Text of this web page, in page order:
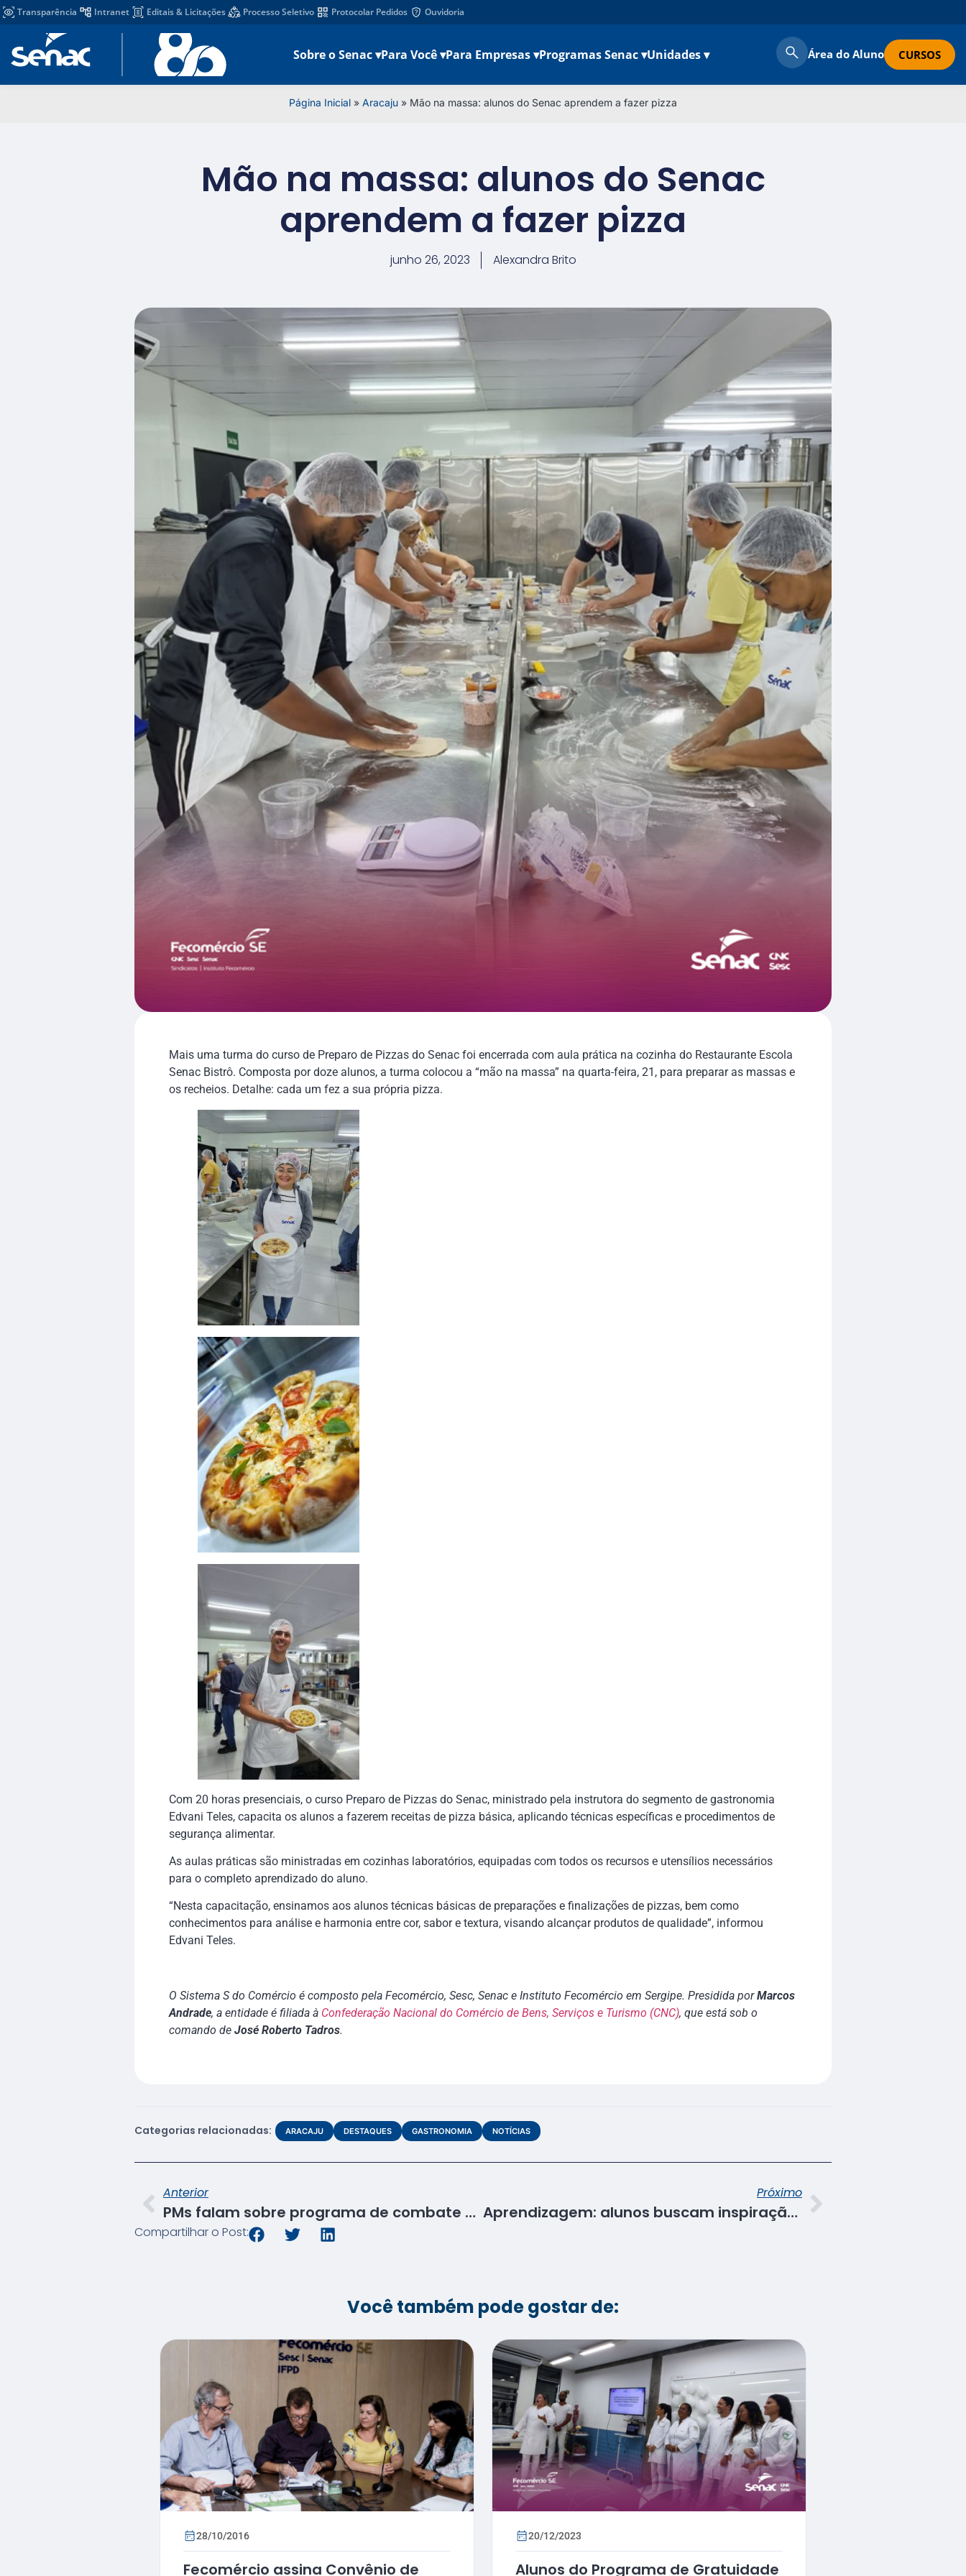
Transparência Intranet Editais & Licitações Processo Seletivo Protocolar Pedidos Ouvidoria
Sobre o Senac ▾Para Você ▾Para Empresas ▾Programas Senac ▾Unidades ▾ Área do Aluno CURSOS
Página Inicial » Aracaju » Mão na massa: alunos do Senac aprendem a fazer pizza
Mão na massa: alunos do Senac
aprendem a fazer pizza
junho 26, 2023 Alexandra Brito
Mais uma turma do curso de Preparo de Pizzas do Senac foi encerrada com aula prática na cozinha do Restaurante Escola
Senac Bistrô. Composta por doze alunos, a turma colocou a “mão na massa” na quarta-feira, 21, para preparar as massas e
os recheios. Detalhe: cada um fez a sua própria pizza.
Com 20 horas presenciais, o curso Preparo de Pizzas do Senac, ministrado pela instrutora do segmento de gastronomia
Edvani Teles, capacita os alunos a fazerem receitas de pizza básica, aplicando técnicas específicas e procedimentos de
segurança alimentar.
As aulas práticas são ministradas em cozinhas laboratórios, equipadas com todos os recursos e utensílios necessários
para o completo aprendizado do aluno.
“Nesta capacitação, ensinamos aos alunos técnicas básicas de preparações e finalizações de pizzas, bem como
conhecimentos para análise e harmonia entre cor, sabor e textura, visando alcançar produtos de qualidade”, informou
Edvani Teles.
O Sistema S do Comércio é composto pela Fecomércio, Sesc, Senac e Instituto Fecomércio em Sergipe. Presidida porMarcos
Andrade, a entidade é filiada à Confederação Nacional do Comércio de Bens, Serviços e Turismo (CNC), que está sob o
comando de José Roberto Tadros.
Categorias relacionadas: ARACAJU DESTAQUES GASTRONOMIA NOTÍCIAS
Anterior
PMs falam sobre programa de combate às drogas e à violência para alunos da Aprendizagem do Senac
Próximo
Aprendizagem: alunos buscam inspiração na cultura sergipana em Projeto Integrador
Compartilhar o Post:
Você também pode gostar de:
28/10/2016
Fecomércio assina Convênio de
20/12/2023
Alunos do Programa de Gratuidade